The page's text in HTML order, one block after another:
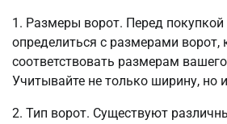
1. Размеры ворот. Перед
определиться с размерами ворот,
соответствовать размерам
Учитывайте не только ширину, но
2. Тип ворот. Существуют